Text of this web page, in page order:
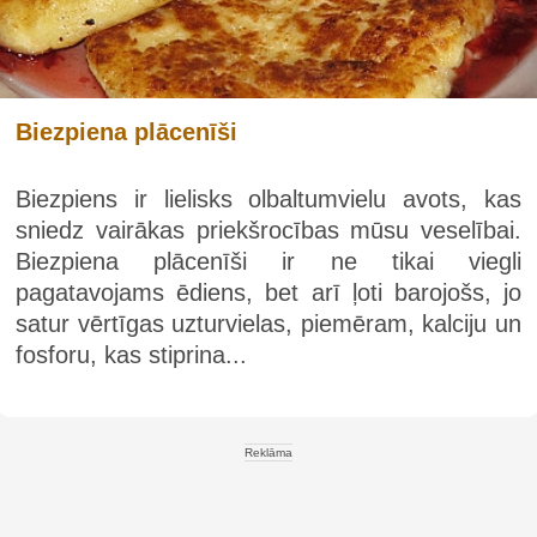
Biezpiena plācenīši
Biezpiens ir lielisks olbaltumvielu avots, kas
sniedz vairākas priekšrocības mūsu veselībai.
Biezpiena plācenīši ir ne tikai viegli
pagatavojams ēdiens, bet arī ļoti barojošs, jo
satur vērtīgas uzturvielas, piemēram, kalciju un
fosforu, kas stiprina...
Reklāma